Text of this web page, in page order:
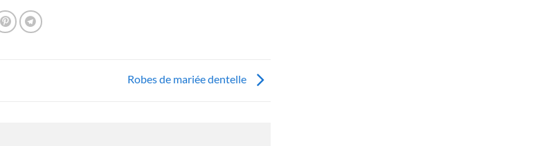
Robes de mariée dentelle